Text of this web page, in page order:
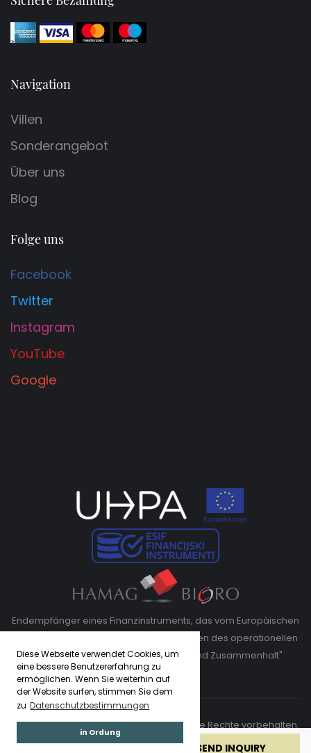
Diese Webseite verwendet Cookies, um
eine bessere Benutzererfahrung zu
ermöglichen. Wenn Sie weiterhin auf
der Website surfen, stimmen Sie dem
zu Datenschutzbestimmungen
in Ordung
Navigation
Villen
Sonderangebot
Über uns
Blog
Folge uns
Facebook
Twitter
Instagram
YouTube
Google
Endempfänger eines Finanzinstruments, das vom Europäischen
Fonds für regionale Entwicklung im Rahmen des operationellen
Programms "Wettbewerbsfähigkeit und Zusammenhalt"
kofinanziert wird"
Copyright © 2026. Adriatic Luxury Villas. Alle Rechte vorbehalten.
Made byASPEKT SEND INQUIRY